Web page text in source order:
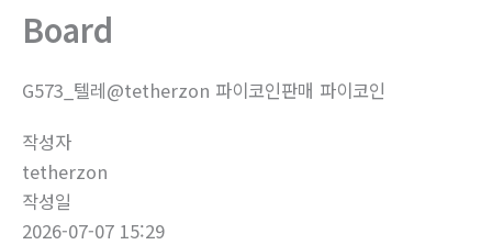
Board
G573_텔레@tetherzon 파이코인판매 파이코인
작성자
tetherzon
작성일
2026-07-07 15:29